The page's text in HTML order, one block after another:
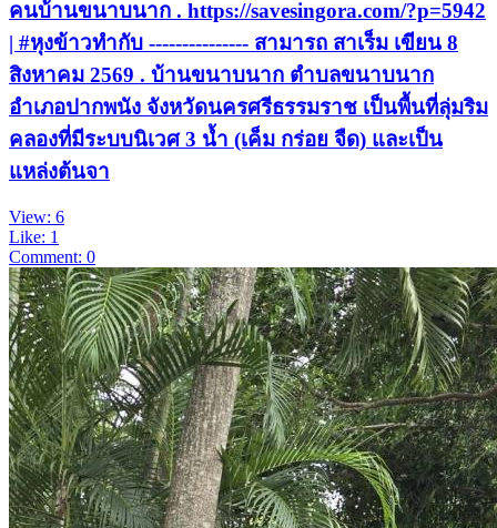
คนบ้านขนาบนาก . https://savesingora.com/?p=5942
| #หุงข้าวทำกับ --------------- สามารถ สาเร็ม เขียน 8
สิงหาคม 2569 . บ้านขนาบนาก ตำบลขนาบนาก
อำเภอปากพนัง จังหวัดนครศรีธรรมราช เป็นพื้นที่ลุ่มริม
คลองที่มีระบบนิเวศ 3 น้ำ (เค็ม กร่อย จืด) และเป็น
แหล่งต้นจา
View: 6
Like: 1
Comment: 0